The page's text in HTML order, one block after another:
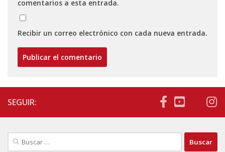
comentarios a esta entrada.
Recibir un correo electrónico con cada nueva entrada.
SEGUIR:
Buscar: